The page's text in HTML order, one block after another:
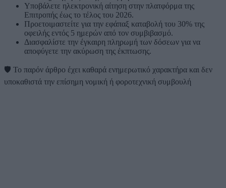
Υποβάλετε ηλεκτρονική αίτηση στην πλατφόρμα της
Επιτροπής έως το τέλος του 2026.
Προετοιμαστείτε για την εφάπαξ καταβολή του 30% της
οφειλής εντός 5 ημερών από τον συμβιβασμό.
Διασφαλίστε την έγκαιρη πληρωμή των δόσεων για να
αποφύγετε την ακύρωση της έκπτωσης.
🛡️ Το παρόν άρθρο έχει καθαρά ενημερωτικό χαρακτήρα και δεν
υποκαθιστά την επίσημη νομική ή φοροτεχνική συμβουλή